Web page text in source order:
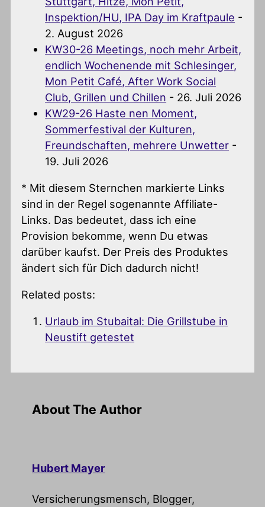
Inspektion/HU, IPA Day im Kraftpaule -
2. August 2026
KW30-26 Meetings, noch mehr Arbeit,
endlich Wochenende mit Schlesinger,
Mon Petit Café, After Work Social
Club, Grillen und Chillen - 26. Juli 2026
KW29-26 Haste nen Moment,
Sommerfestival der Kulturen,
Freundschaften, mehrere Unwetter -
19. Juli 2026
* Mit diesem Sternchen markierte Links
sind in der Regel sogenannte Affiliate-
Links. Das bedeutet, dass ich eine
Provision bekomme, wenn Du etwas
darüber kaufst. Der Preis des Produktes
ändert sich für Dich dadurch nicht!
Related posts:
Urlaub im Stubaital: Die Grillstube in
Neustift getestet
About The Author
Hubert Mayer
Versicherungsmensch, Blogger,